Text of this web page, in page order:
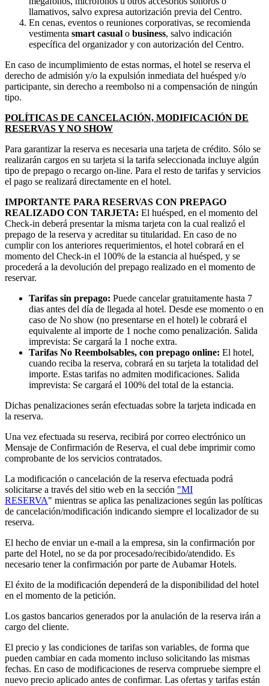
llamativos, salvo expresa autorización previa del Centro.
En cenas, eventos o reuniones corporativas, se recomienda
vestimenta smart casual o business, salvo indicación
específica del organizador y con autorización del Centro.
En caso de incumplimiento de estas normas, el hotel se reserva el
derecho de admisión y/o la expulsión inmediata del huésped y/o
participante, sin derecho a reembolso ni a compensación de ningún
tipo.
POLÍTICAS DE CANCELACIÓN, MODIFICACIÓN DE
RESERVAS Y NO SHOW
Para garantizar la reserva es necesaria una tarjeta de crédito. Sólo se
realizarán cargos en su tarjeta si la tarifa seleccionada incluye algún
tipo de prepago o recargo on-line. Para el resto de tarifas y servicios
el pago se realizará directamente en el hotel.
IMPORTANTE PARA RESERVAS CON PREPAGO
REALIZADO CON TARJETA: El huésped, en el momento del
Check-in deberá presentar la misma tarjeta con la cual realizó el
prepago de la reserva y acreditar su titularidad. En caso de no
cumplir con los anteriores requerimientos, el hotel cobrará en el
momento del Check-in el 100% de la estancia al huésped, y se
procederá a la devolución del prepago realizado en el momento de
reservar.
Tarifas sin prepago: Puede cancelar gratuitamente hasta 7
dias antes del día de llegada al hotel. Desde ese momento o en
caso de No show (no presentarse en el hotel) le cobrará el
equivalente al importe de 1 noche como penalización. Salida
imprevista: Se cargará la 1 noche extra.
Tarifas No Reembolsables, con prepago online: El hotel,
cuando reciba la reserva, cobrará en su tarjeta la totalidad del
importe. Estas tarifas no admiten modificaciones. Salida
imprevista: Se cargará el 100% del total de la estancia.
Dichas penalizaciones serán efectuadas sobre la tarjeta indicada en
la reserva.
Una vez efectuada su reserva, recibirá por correo electrónico un
Mensaje de Confirmación de Reserva, el cual debe imprimir como
comprobante de los servicios contratados.
La modificación o cancelación de la reserva efectuada podrá
solicitarse a través del sitio web en la sección "MI
RESERVA" mientras se aplica las penalizaciones según las políticas
de cancelación/modificación indicando siempre el localizador de su
reserva.
El hecho de enviar un e-mail a la empresa, sin la confirmación por
parte del Hotel, no se da por procesado/recibido/atendido. Es
necesario tener la confirmación por parte de Aubamar Hotels.
El éxito de la modificación dependerá de la disponibilidad del hotel
en el momento de la petición.
Los gastos bancarios generados por la anulación de la reserva irán a
cargo del cliente.
El precio y las condiciones de tarifas son variables, de forma que
pueden cambiar en cada momento incluso solicitando las mismas
fechas. En caso de modificaciones de reserva compruebe siempre el
nuevo precio aplicado antes de confirmar. Las ofertas y tarifas están